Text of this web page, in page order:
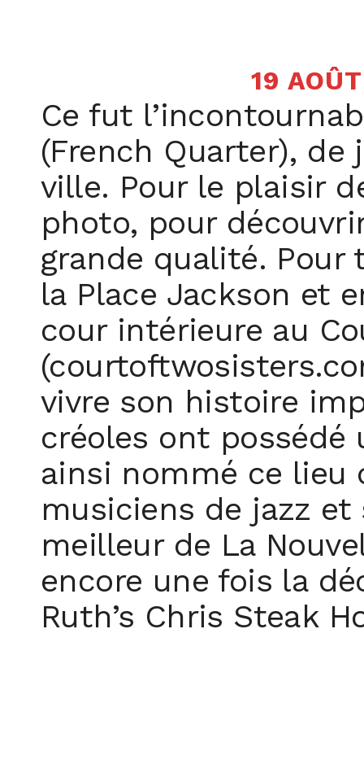
19 AOÛT
Ce fut
(French Quarter), de
ville. Pour le plaisir
photo, pour
grande qualité. Pour
la Place Jackson et
cour intérieure au
vivre son histoire
créoles ont
ainsi nommé ce lieu
musiciens de jazz
meilleur de La
encore une fois la
Ruth’s Chris Steak